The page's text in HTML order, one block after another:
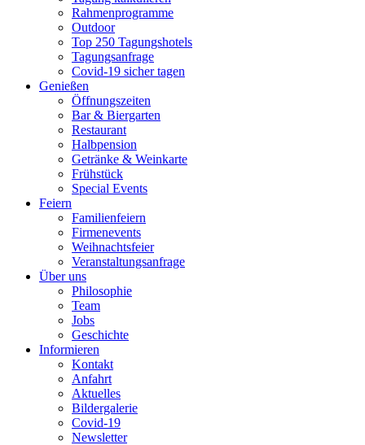
Rahmenprogramme
Outdoor
Top 250 Tagungshotels
Tagungsanfrage
Covid-19 sicher tagen
Genießen
Öffnungszeiten
Bar & Biergarten
Restaurant
Halbpension
Getränke & Weinkarte
Frühstück
Special Events
Feiern
Familienfeiern
Firmenevents
Weihnachtsfeier
Veranstaltungsanfrage
Über uns
Philosophie
Team
Jobs
Geschichte
Informieren
Kontakt
Anfahrt
Aktuelles
Bildergalerie
Covid-19
Newsletter